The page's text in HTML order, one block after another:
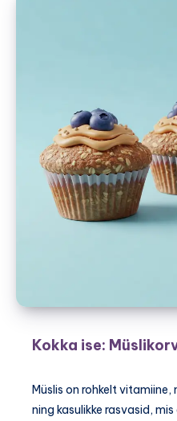
Kokka ise:
Müslis on rohkelt
ning kasulikke rasvasid,